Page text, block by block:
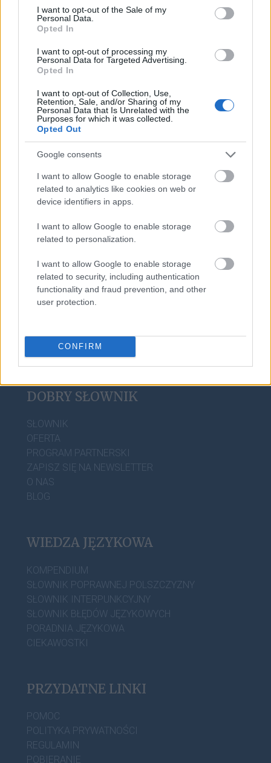
consent section.
I want to opt-out of the Sale of my
Personal Data.
Opted In
I want to opt-out of processing my
Personal Data for Targeted Advertising.
Opted In
I want to opt-out of Collection, Use,
Retention, Sale, and/or Sharing of my
Personal Data that Is Unrelated with the
Purposes for which it was collected.
Opted Out
Google consents
I want to allow Google to enable storage
related to analytics like cookies on web or
device identifiers in apps.
I want to allow Google to enable storage
related to personalization.
I want to allow Google to enable storage
related to security, including authentication
functionality and fraud prevention, and other
user protection.
CONFIRM
organigram— Pochodzenie
Ormianin
OSINT— OSINT — znaczenie dosłowne
osioł— Jak się nazywa zawrót głowy u osła?
Osóbka-Morawski — Skąd człon
Morawski, czyli o pochodzeniu nazwiska
Otto— Otto Mann — jeden z winnych
outsourcing — Pochodzenie słowa
owca Dolly— Trochę historii
DOBRY SŁOWNIK
SŁOWNIK
OFERTA
PROGRAM PARTNERSKI
ZAPISZ SIĘ NA NEWSLETTER
O NAS
BLOG
WIEDZA JĘZYKOWA
KOMPENDIUM
SŁOWNIK POPRAWNEJ POLSZCZYZNY
SŁOWNIK INTERPUNKCYJNY
SŁOWNIK BŁĘDÓW JĘZYKOWYCH
PORADNIA JĘZYKOWA
CIEKAWOSTKI
PRZYDATNE LINKI
POMOC
POLITYKA PRYWATNOŚCI
REGULAMIN
POBIERANIE